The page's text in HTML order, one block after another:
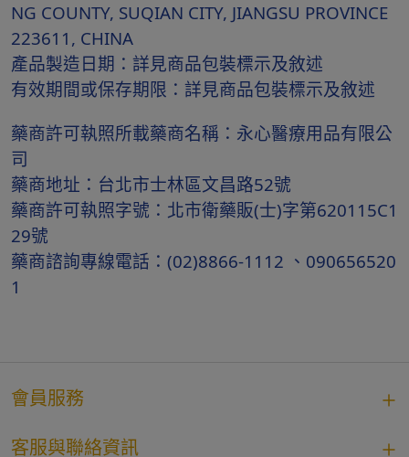
NG COUNTY, SUQIAN CITY, JIANGSU PROVINCE
223611, CHINA
產品製造日期：詳見商品包裝標示及敘述
有效期間或保存期限：詳見商品包裝標示及敘述
藥商許可執照所載藥商名稱：永心醫療用品有限公
司
藥商地址：台北市士林區文昌路52號
藥商許可執照字號：北市衛藥販(士)字第620115C1
29號
藥商諮詢專線電話：(02)8866-1112 、090656520
1
會員服務
客服與聯絡資訊